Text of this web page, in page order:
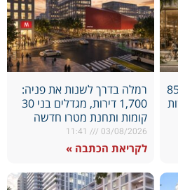
נוסף: 850
חדשות
רמלה בדרך לשנות את פניה:
1,700 דירות, מגדלים בני 30
קומות ותחנת מטרו חדשה
03/08/2026
לקריאת הכתבה »